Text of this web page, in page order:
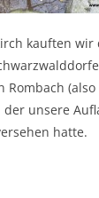
kauften wir
Rombach
unsere
hatte.